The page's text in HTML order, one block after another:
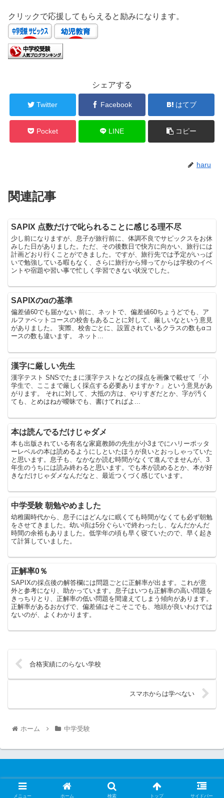
クリックで応援してもらえると励みになります。
シェアする
Twitter Facebook はてブ
Pocket LINE コピー
haru
関連記事
SAPIX 点数だけで叱られることに感じる理不尽
少し前になりますが、息子が旅行前に、体調不良でサピックスをお休
みした日がありました。ただ、その後数日で快方に向かい、旅行には
計画どおり行くことができました。ですが、旅行先では予定がいっぱ
いで勉強している暇もなく、さらに旅行から帰ってからは学校のイベ
ントや宿題や習い事で忙しく学習できない状況でした。
SAPIXのαの基準
偏差値60でも届かない 前に、ネットで、偏差値60ちょうどでも、ア
ルファベットコースの校舎もあることに対して、厳しいなという意見
がありました。 実際、校舎ごとに、設置されているクラスの数もαコ
ースの数も違います。 ネット...
漢字に厳しい先生
漢字テスト SNSでたまに漢字テストなどの採点を画像で載せて「小
学生で、ここまで厳しく採点する必要ありますか？」という意見があ
がります。 それに対して、大抵の方は、やりすぎだとか、字が汚く
ても、とめはねが曖昧でも、書けてればよ...
本は読んでるだけじゃダメ
本も出版されている有名な家庭教師の先生が小3までにハリーポッタ
ーレベルの本は読めるようにしといたほうが良いとおっしゃっていた
と思います。息子も、なかなか読む時間がなくて進んでませんが、3
年生のうちには読み終わると思います。でも本が読めるとか、本が好
きなだけじゃダメなんだなと、最近つくづく感じています。
中学受験 朝勉やめました
幼稚園時代から、息子にはどんなに眠くても時間がなくても必ず朝勉
をさせてきました。幼い頃は5分ぐらいで終わったし、なんだかんだ
時間の余裕もありました。低学年の頃も早く寝ていたので、早く起き
て計算していました。
正解率0％
SAPIXの採点後の解答欄には問題ごとに正解率が出ます。これが意
外と参考になり、助かっています。息子はいつも正解率の高い問題を
きっちりとり、正解率の低い問題を間違えてしまう傾向があります。
正解率があるおかげで、偏差値はそこそこでも、地頭が良いわけでは
ないのが、よくわかります。
合格実績にのらない学校
スマホからは学べない
ホーム 中学受験
© 2022 普通の子がこつこつ頑張る中学受験.
メニュー ホーム 検索 トップ サイドバー